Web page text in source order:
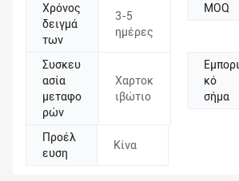
Χρόνος
δειγμά
των
3-5
ημέρες
MOQ
Συσκευ
ασία
μεταφο
ρών
Χαρτοκ
ιβώτιο
Εμπορι
κό
σήμα
Προέλ
ευση
Κίνα